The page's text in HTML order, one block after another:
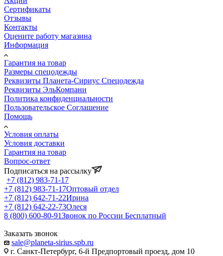
Сертификаты
Отзывы
Контакты
Оцените работу магазина
Информация
Гарантия на товар
Размеры спецодежды
Реквизиты Планета-Сириус Спецодежда
Реквизиты ЭльКомпани
Политика конфиденциальности
Пользовательское Соглашение
Помощь
Условия оплаты
Условия доставки
Гарантия на товар
Вопрос-ответ
Подписаться на рассылку
+7 (812) 983-71-17
+7 (812) 983-71-17Оптовый отдел
+7 (812) 642-71-22Ирина
+7 (812) 642-22-73Олеся
8 (800) 600-80-91Звонок по России Бесплатный
Заказать звонок
sale@planeta-sirius.spb.ru
г. Санкт-Петербург, 6-й Предпортовый проезд, дом 10